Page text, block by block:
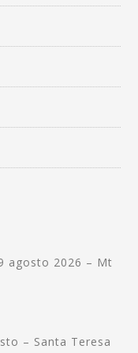
agosto 2026 – Mt
– Santa Teresa